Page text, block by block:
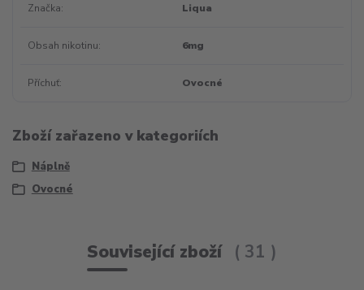
Značka Liqua
Obsah nikotinu 6mg
Příchuť Ovocné
Zboží zařazeno v kategoriích
Náplně
Ovocné
Související zboží 31